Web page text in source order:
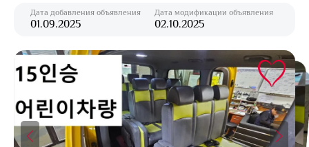
Дата добавления объявления
01.09.2025
Дата модификации объявления
02.10.2025